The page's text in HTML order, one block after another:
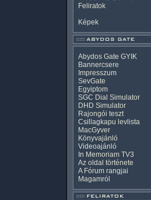
Feliratok
Képek
Abydos Gate GYIK
Bannercsere
Impresszum
SevGate
Egyiptom
SGC Dial Simulator
DHD Simulator
Rajongói teszt
Csillagkapu levlista
MacGyver
Könyvajánló
Videoajánló
In Memoriam TV3
Az oldal története
A Fórum rangjai
Magamról